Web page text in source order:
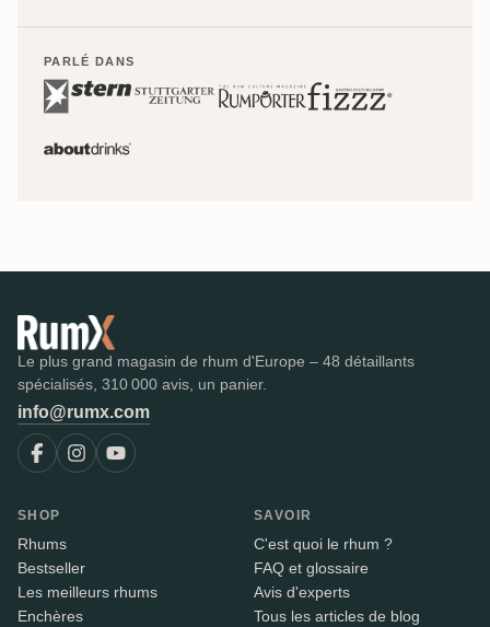
PARLÉ DANS
Le plus grand magasin de rhum d'Europe – 48 détaillants
spécialisés, 310 000 avis, un panier.
info@rumx.com
SHOP
Rhums
Bestseller
Les meilleurs rhums
Enchères
SAVOIR
C'est quoi le rhum ?
FAQ et glossaire
Avis d'experts
Tous les articles de blog